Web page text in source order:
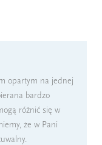
opartym na jednej
bardzo
różnić się w
że w Pani